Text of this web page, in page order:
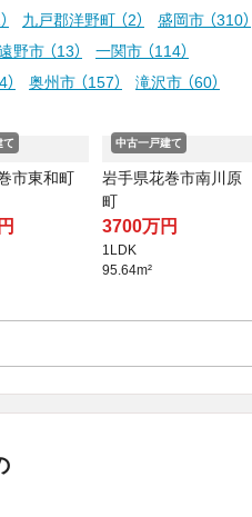
九戸郡洋野町 （2） 盛岡市 （310）
野市 （13） 一関市 （114）
） 奥州市 （157） 滝沢市 （60）
て
市東和町
中古一戸建て
岩手県花巻市南川原
町
3700万円
1LDK
95.64m²